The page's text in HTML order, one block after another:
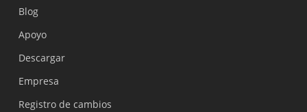
Blog
Apoyo
Descargar
Empresa
Registro de cambios